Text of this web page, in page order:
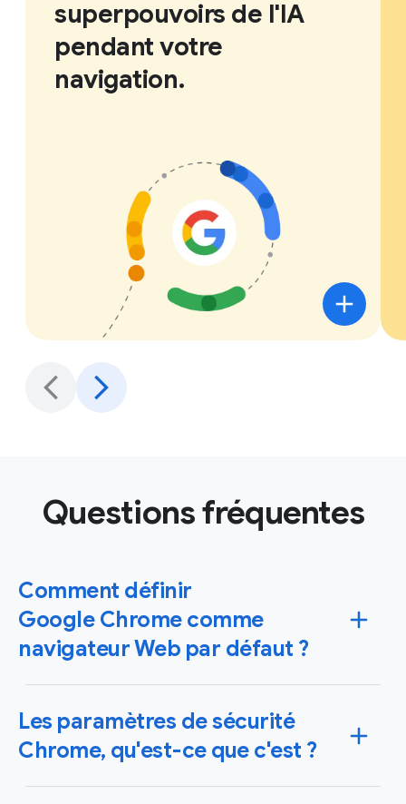
superpouvoirs de l'IA
pendant votre
navigation.
Questions fréquentes
Comment définir
Google Chrome comme
navigateur Web par défaut ?
navigateur par défaut sur les systèmes d'exploitation
Windows et Mac, mais aussi sur vos appareils iPhone,
iPad ou Android. Dans ce cas, les liens sur lesquels
vous cliquez s'ouvrent automatiquement dans
Les paramètres de sécurité
Chrome, qu'est-ce que c'est ?